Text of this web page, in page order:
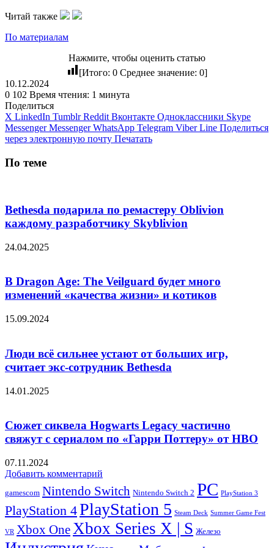
Читай также
По материалам
Нажмите, чтобы оценить статью
[Итого: 0 Среднее значение: 0]
10.12.2024
0 102 Время чтения: 1 минута
Поделиться
X LinkedIn Tumblr Reddit Вконтакте Одноклассники Skype
Messenger Messenger WhatsApp Telegram Viber Line Поделиться
через электронную почту Печатать
По теме
Bethesda подарила по ремастеру Oblivion
каждому разработчику Skyblivion
24.04.2025
В Dragon Age: The Veilguard будет много
изменений «качества жизни» и котиков
15.09.2024
Люди всё сильнее устают от больших игр,
считает экс-сотрудник Bethesda
14.01.2025
Сюжет сиквела Hogwarts Legacy частично
свяжут с сериалом по «Гарри Поттеру» от HBO
07.11.2024
Добавить комментарий
gamescom Nintendo Switch Nintendo Switch 2 PC PlayStation 3
PlayStation 4PlayStation 5 Steam Deck Summer Game Fest
VR Xbox OneXbox Series X | S Железо